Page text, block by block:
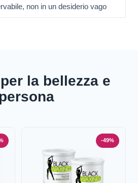
non in un desiderio vago
la bellezza e
-49%